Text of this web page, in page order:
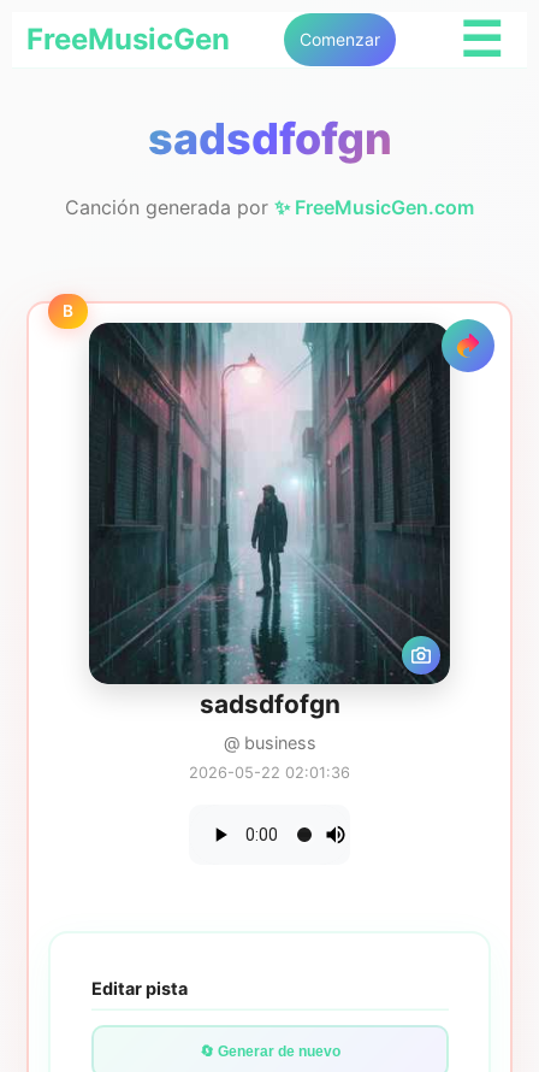
FreeMusicGen Comenzar
☰
sadsdfofgn
Canción generada por ✨ FreeMusicGen.com
B
sadsdfofgn
@ business
2026-05-22 02:01:36
Editar pista
🔄 Generar de nuevo